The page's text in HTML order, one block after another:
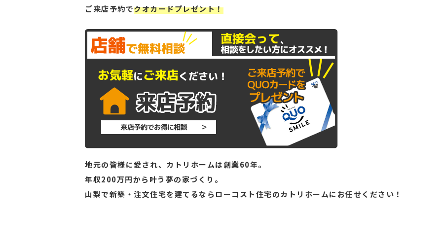
ご来店予約でクオカードプレゼント！
地元の皆様に愛され、カトリホームは創業60年。
年収200万円から叶う夢の家づくり。
山梨で新築・注文住宅を建てるならローコスト住宅のカトリホームにお任せください！